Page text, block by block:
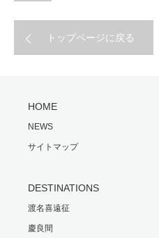
トップページに戻る
HOME
NEWS
サイトマップ
DESTINATIONS
渡名喜遠征
慶良間